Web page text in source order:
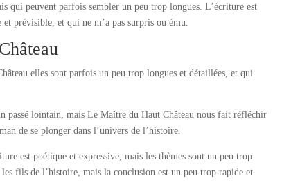
qui peuvent parfois sembler un peu trop longues. L’écriture est
prévisible, et qui ne m’a pas surpris ou ému.
elles sont parfois un peu trop longues et détaillées, et qui
passé lointain, mais Le Maître du Haut Château nous fait réfléchir
de se plonger dans l’univers de l’histoire.
est poétique et expressive, mais les thèmes sont un peu trop
fils de l’histoire, mais la conclusion est un peu trop rapide et